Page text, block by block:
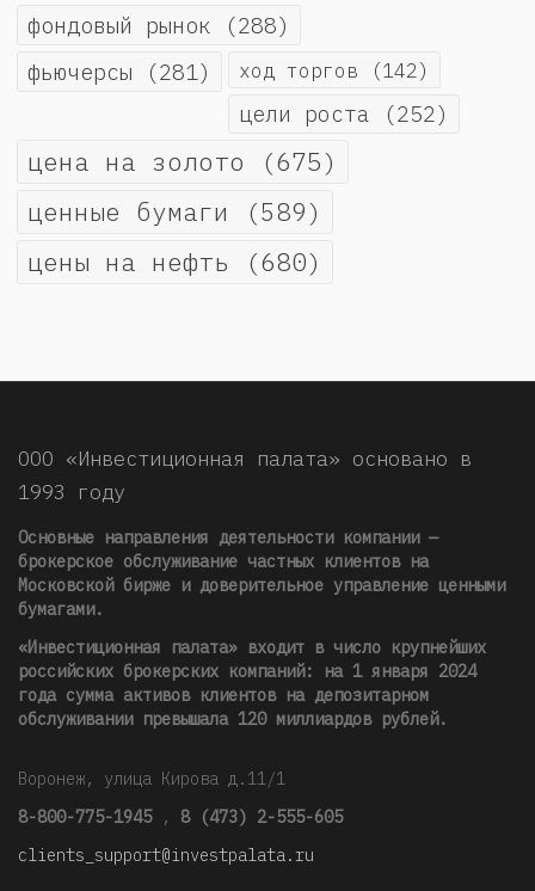
фондовый рынок (288)
фьючерсы (281) ход торгов (142)
цели роста (252)
цена на золото (675)
ценные бумаги (589)
цены на нефть (680)
ООО «Инвестиционная палата» основано в
1993 году
Основные направления деятельности компании —
брокерское обслуживание частных клиентов на
Московской бирже и доверительное управление ценными
бумагами.
«Инвестиционная палата» входит в число крупнейших
российских брокерских компаний: на 1 января 2024
года сумма активов клиентов на депозитарном
обслуживании превышала 120 миллиардов рублей.
Воронеж, улица Кирова д.11/1
8-800-775-1945 , 8 (473) 2-555-605
clients_support@investpalata.ru